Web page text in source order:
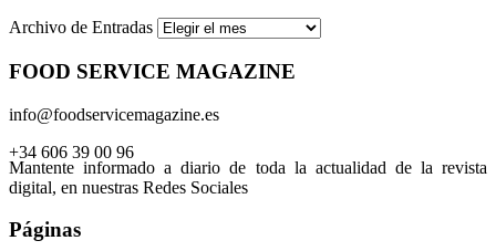
Archivo de Entradas
FOOD SERVICE MAGAZINE
info@foodservicemagazine.es
+34 606 39 00 96
Mantente informado a diario de toda la actualidad de la revista
digital, en nuestras Redes Sociales
Páginas